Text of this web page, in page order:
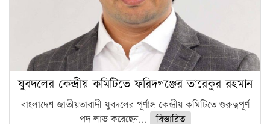
যুবদলের কেন্দ্রীয় কমিটিতে ফরিদগঞ্জের তারেকুর রহমান
বাংলাদেশ জাতীয়তাবাদী যুবদলের পূর্ণাঙ্গ কেন্দ্রীয় কমিটিতে গুরুত্বপূর্ণ
পদ লাভ করেছেন...
বিস্তারিত